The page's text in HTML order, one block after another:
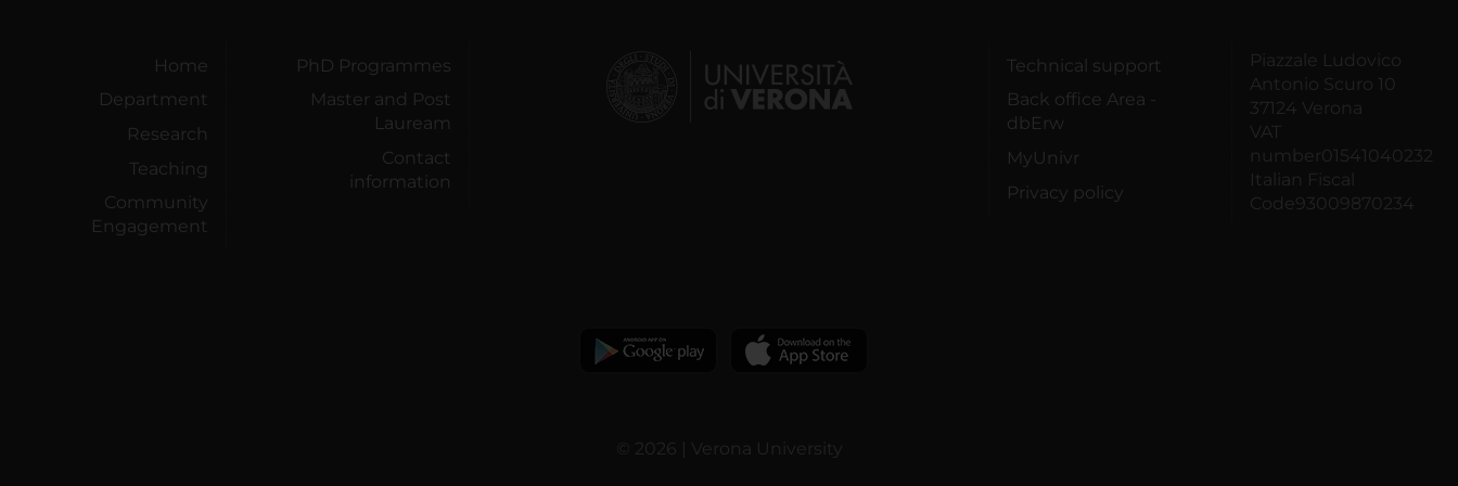
Home
Department
Research
Teaching
Community
Engagement
PhD Programmes
Master and Post
Lauream
Contact
information
Technical support
Back office Area -
dbErw
MyUnivr
Privacy policy
Piazzale Ludovico
Antonio Scuro 10
37124 Verona
VAT
number01541040232
Italian Fiscal
Code93009870234
© 2026 | Verona University